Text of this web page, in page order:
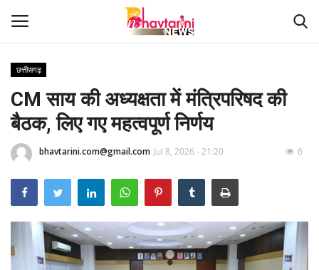
Home
संपर्क करें
हमारे बारे मेंं
देश
छत्तीसगढ़
CM साय की अध्यक्षता में मंत्रिपरिषद की
बैठक, लिए गए महत्वपूर्ण निर्णय
bhavtarini.com@gmail.com Jul 8, 2026 - 21:20 6